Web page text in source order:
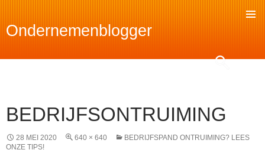
Ondernemenblogger
BEDRIJFSONTRUIMING
28 MEI 2020 640 × 640
BEDRIJFSPAND ONTRUIMING? LEES
ONZE TIPS!